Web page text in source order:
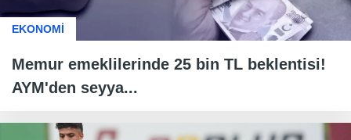
EKONOMİ
Memur emeklilerinde 25 bin TL beklentisi!
AYM'den seyya...